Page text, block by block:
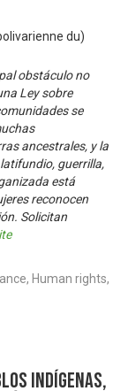
du)
obstáculo no
Ley sobre
se
ancestrales, y la
guerrilla,
está
reconocen
Solicitan
Human rights,
indígenas,